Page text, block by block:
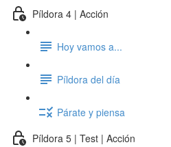
Píldora 4 | Acción
Hoy vamos a...
Píldora del día
Párate y piensa
Píldora 5 | Test | Acción